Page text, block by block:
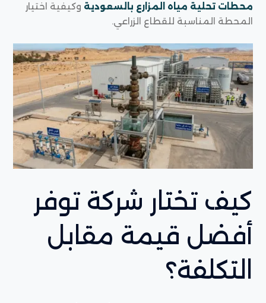
محطات تحلية مياه المزارع بالسعودية وكيفية اختيار
المحطة المناسبة للقطاع الزراعي.
كيف تختار شركة توفر
أفضل قيمة مقابل
التكلفة؟